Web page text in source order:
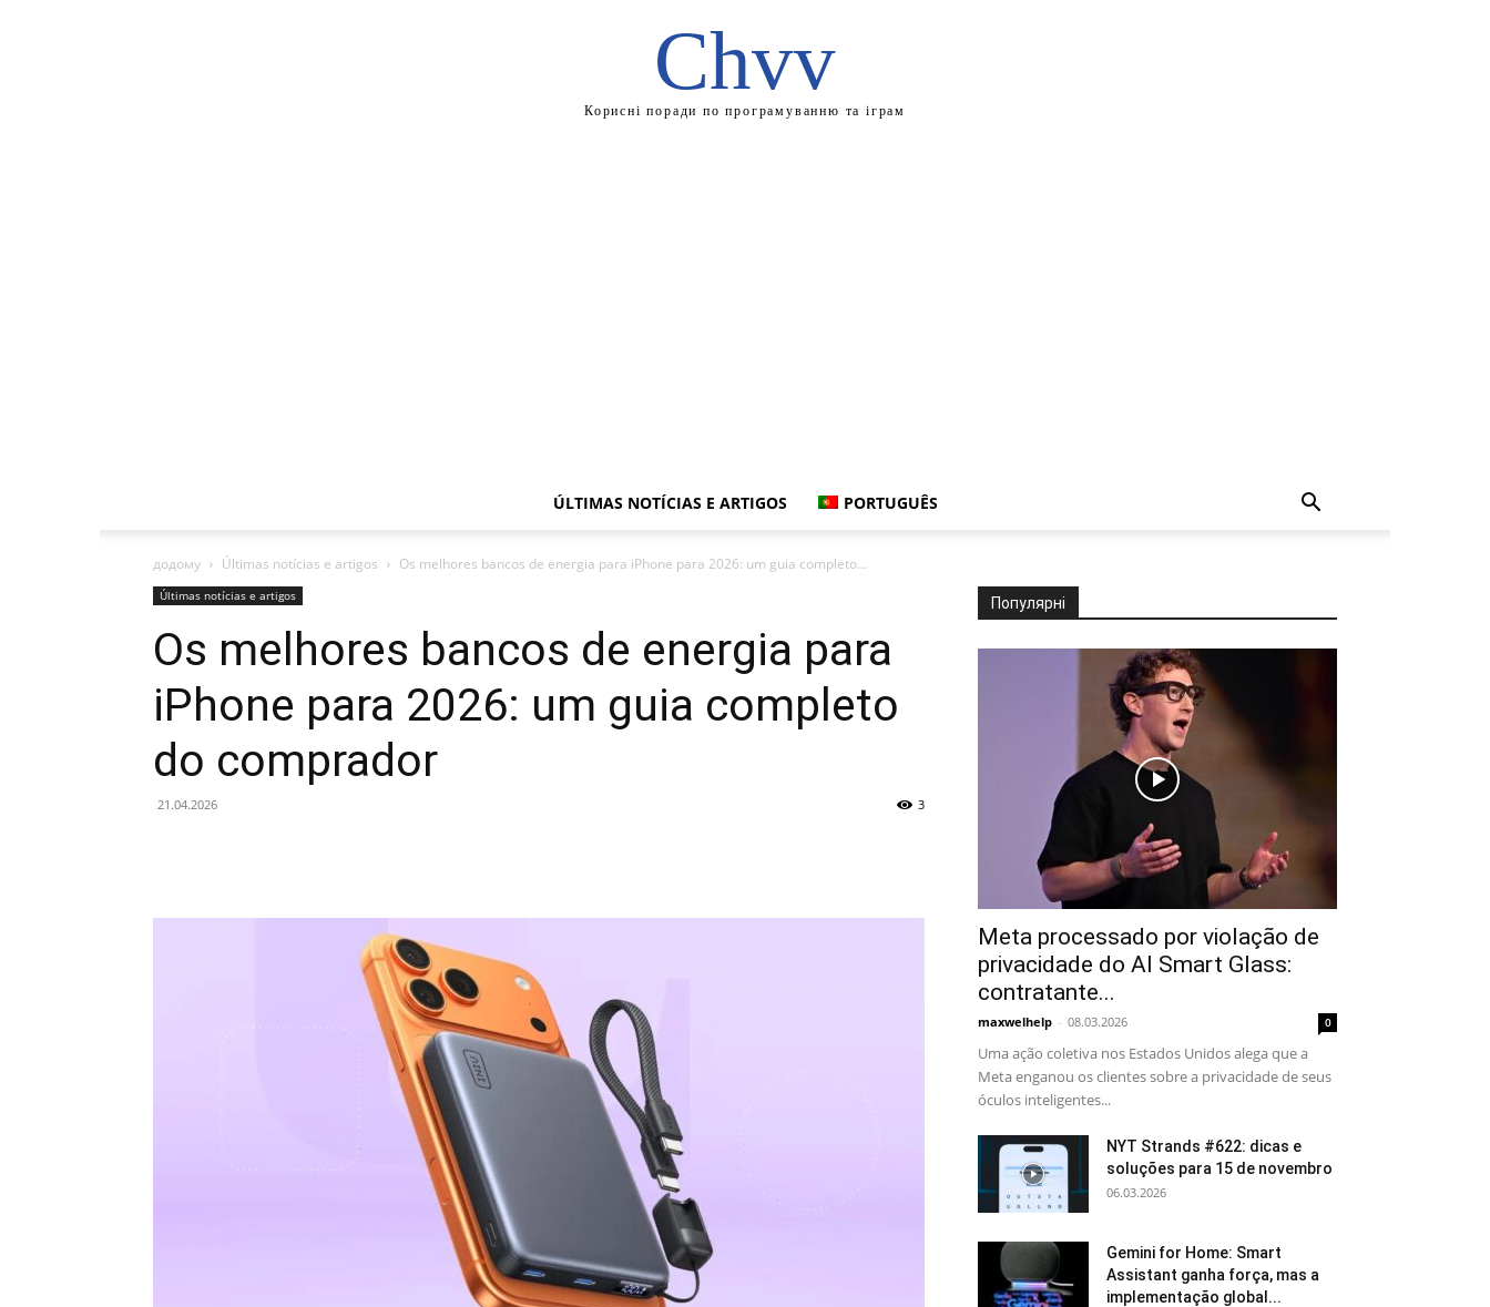
Chvv
Корисні поради по програмуванню та іграм
ÚLTIMAS NOTÍCIAS E ARTIGOS PORTUGUÊS
додому Últimas notícias e artigos Os melhores bancos de energia para iPhone para 2026: um guia completo...
Últimas notícias e artigos
Os melhores bancos de energia para
iPhone para 2026: um guia completo
do comprador
21.04.2026 3
Популярні
Meta processado por violação de
privacidade do AI Smart Glass:
contratante...
maxwelhelp - 08.03.2026 0
Uma ação coletiva nos Estados Unidos alega que a
Meta enganou os clientes sobre a privacidade de seus
óculos inteligentes...
NYT Strands #622: dicas e
soluções para 15 de novembro
06.03.2026
Gemini for Home: Smart
Assistant ganha força, mas a
implementação global...